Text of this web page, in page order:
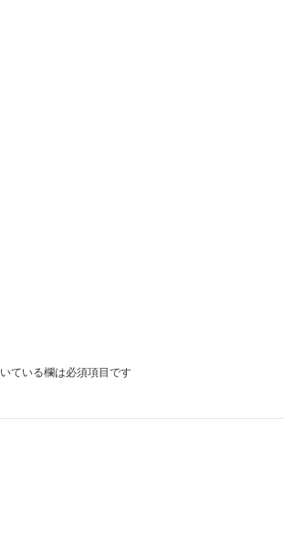
ている欄は必須項目です